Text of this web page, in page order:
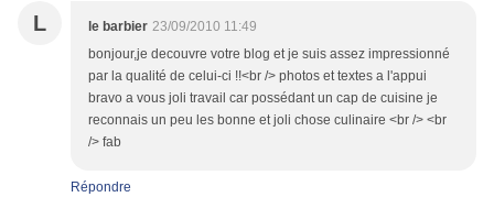
L le barbier 23/09/2010 11:49
bonjour,je decouvre votre blog et je suis assez impressionné
par la qualité de celui-ci !!<br /> photos et textes a l'appui
bravo a vous joli travail car possédant un cap de cuisine je
reconnais un peu les bonne et joli chose culinaire <br /> <br
/> fab
Répondre